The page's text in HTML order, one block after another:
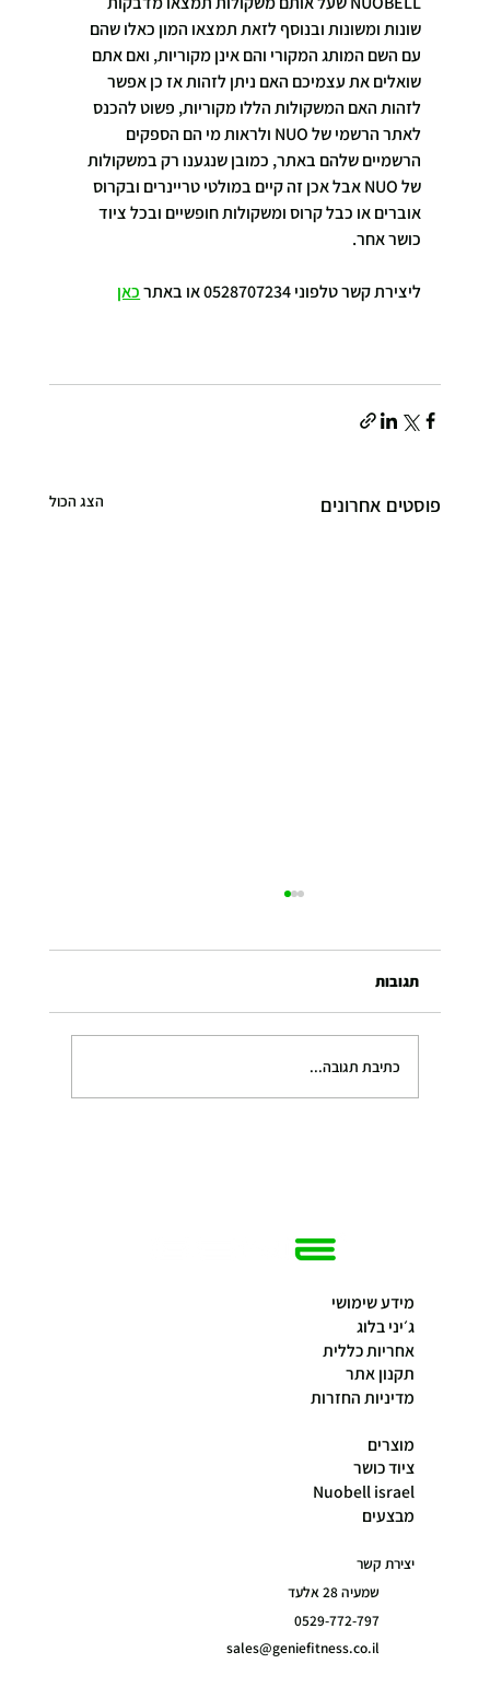
שונות ומשונות ובנוסף לזאת תמצאו המון כאלו שהם
עם השם המותג המקורי והם אינן מקוריות, ואם אתם
שואלים את עצמיכם האם ניתן לזהות אז כן אפשר
לזהות האם המשקולות הללו מקוריות, פשוט להכנס
לאתר הרשמי של NUO ולראות מי הם הספקים
הרשמיים שלהם באתר, כמובן שנגענו רק במשקולות
של NUO אבל אכן זה קיים במולטי טריינרים ובקרוס
אוברים או כבל קרוס ומשקולות חופשיים ובכל ציוד
כושר אחר.
ליצירת קשר טלפוני 0528707234 או באתר כאן
פוסטים אחרונים הצג הכול
תגובות
כתיבת תגובה...
מידע שימושי
ג׳יני בלוג
אחריות כללית
תקנון אתר
מדיניות החזרות
מוצרים
ציוד כושר
Nuobell israel
מבצעים
יצירת קשר
שמעיה 28 אלעד
0529-772-797
sales@geniefitness.co.il